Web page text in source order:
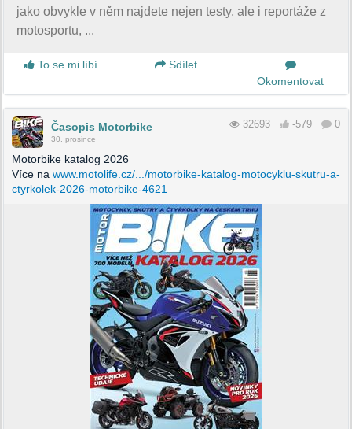
jako obvykle v něm najdete nejen testy, ale i reportáže z
motosportu, ...
To se mi líbí
Sdílet
Okomentovat
Časopis Motorbike
30. prosince
32693 -579 0
Motorbike katalog 2026
Více na www.motolife.cz/.../motorbike-katalog-motocyklu-skutru-a-
ctyrkolek-2026-motorbike-4621